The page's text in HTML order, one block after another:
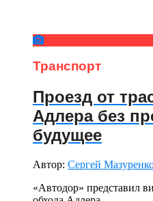
Транспорт
Проезд от
Адлера без
будущее
Автор: Сергей
«Автодор» представил